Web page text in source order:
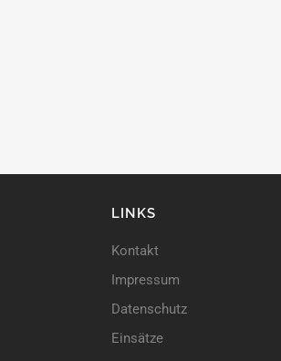
LINKS
Kontakt
Impressum
Datenschutz
Einsätze